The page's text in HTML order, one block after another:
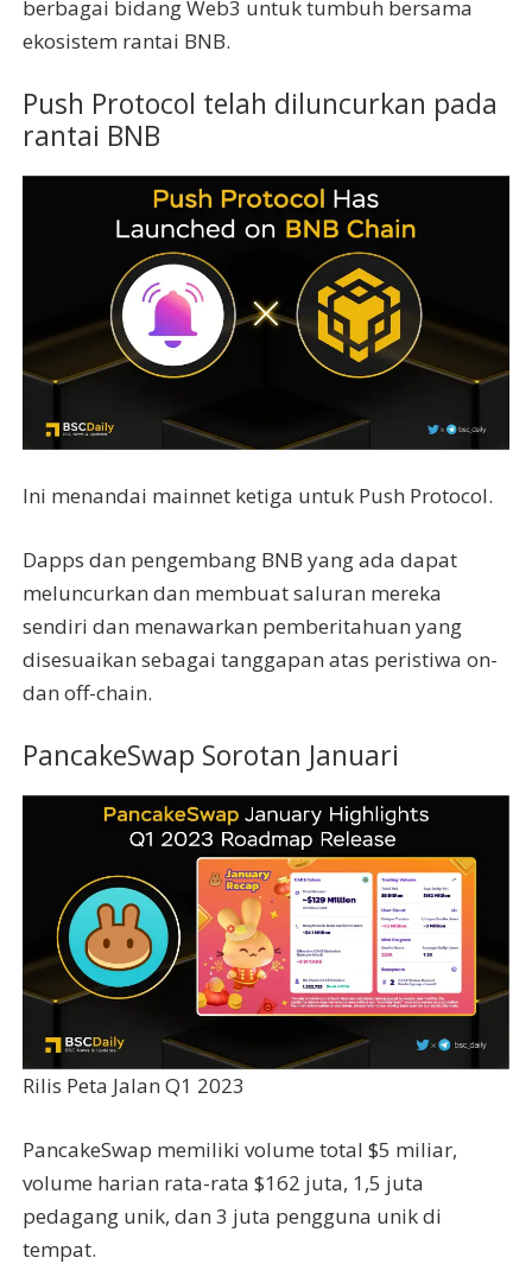
berbagai bidang Web3 untuk tumbuh bersama
ekosistem rantai BNB.
Push Protocol telah diluncurkan pada
rantai BNB
Ini menandai mainnet ketiga untuk Push Protocol.
Dapps dan pengembang BNB yang ada dapat
meluncurkan dan membuat saluran mereka
sendiri dan menawarkan pemberitahuan yang
disesuaikan sebagai tanggapan atas peristiwa on-
dan off-chain.
PancakeSwap Sorotan Januari
Rilis Peta Jalan Q1 2023
PancakeSwap memiliki volume total $5 miliar,
volume harian rata-rata $162 juta, 1,5 juta
pedagang unik, dan 3 juta pengguna unik di
tempat.